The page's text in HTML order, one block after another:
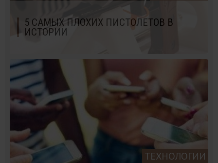
5 САМЫХ ПЛОХИХ ПИСТОЛЕТОВ В
ИСТОРИИ
ТЕХНОЛОГИИ